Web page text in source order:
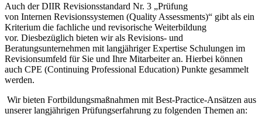
Auch der DIIR Revisionsstandard Nr. 3 „Prüfung
von Internen Revisionssystemen (Quality Assessments)“ gibt als ein
Kriterium die fachliche und revisorische Weiterbildung
vor. Diesbezüglich bieten wir als Revisions- und
Beratungsunternehmen mit langjähriger Expertise Schulungen im
Revisionsumfeld für Sie und Ihre Mitarbeiter an. Hierbei können
auch CPE (Continuing Professional Education) Punkte gesammelt
werden.
Wirbieten Fortbildungsmaßnahmen mit Best-Practice-Ansätzen aus
unsererlangjährigen Prüfungserfahrung zu folgenden Themen an: